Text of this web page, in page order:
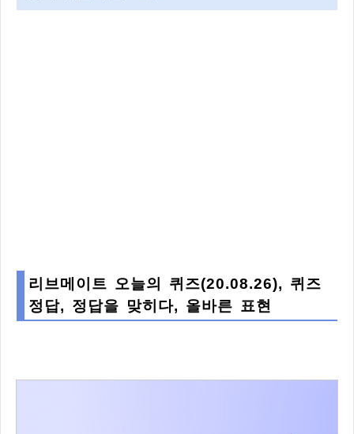
리브메이트 오늘의 퀴즈(20.08.26), 퀴즈
정답, 정답을 맞히다, 올바른 표현